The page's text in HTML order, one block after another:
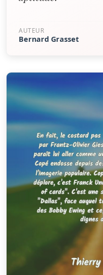
AUTEUR
Bernard Grasset